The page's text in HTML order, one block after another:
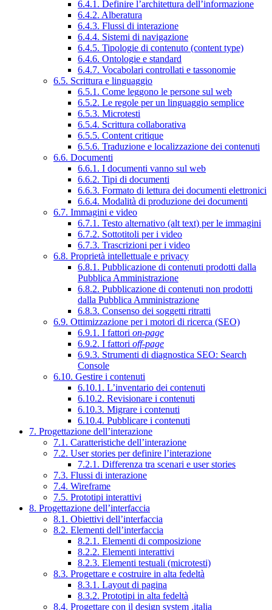
6.4.1. Definire l’architettura dell’informazione
6.4.2. Alberatura
6.4.3. Flussi di interazione
6.4.4. Sistemi di navigazione
6.4.5. Tipologie di contenuto (content type)
6.4.6. Ontologie e standard
6.4.7. Vocabolari controllati e tassonomie
6.5. Scrittura e linguaggio
6.5.1. Come leggono le persone sul web
6.5.2. Le regole per un linguaggio semplice
6.5.3. Microtesti
6.5.4. Scrittura collaborativa
6.5.5. Content critique
6.5.6. Traduzione e localizzazione dei contenuti
6.6. Documenti
6.6.1. I documenti vanno sul web
6.6.2. Tipi di documenti
6.6.3. Formato di lettura dei documenti elettronici
6.6.4. Modalità di produzione dei documenti
6.7. Immagini e video
6.7.1. Testo alternativo (alt text) per le immagini
6.7.2. Sottotitoli per i video
6.7.3. Trascrizioni per i video
6.8. Proprietà intellettuale e privacy
6.8.1. Pubblicazione di contenuti prodotti dalla
Pubblica Amministrazione
6.8.2. Pubblicazione di contenuti non prodotti
dalla Pubblica Amministrazione
6.8.3. Consenso dei soggetti ritratti
6.9. Ottimizzazione per i motori di ricerca (SEO)
6.9.1. I fattori on-page
6.9.2. I fattori off-page
6.9.3. Strumenti di diagnostica SEO: Search
Console
6.10. Gestire i contenuti
6.10.1. L’inventario dei contenuti
6.10.2. Revisionare i contenuti
6.10.3. Migrare i contenuti
6.10.4. Pubblicare i contenuti
7. Progettazione dell’interazione
7.1. Caratteristiche dell’interazione
7.2. User stories per definire l’interazione
7.2.1. Differenza tra scenari e user stories
7.3. Flussi di interazione
7.4. Wireframe
7.5. Prototipi interattivi
8. Progettazione dell’interfaccia
8.1. Obiettivi dell’interfaccia
8.2. Elementi dell’interfaccia
8.2.1. Elementi di composizione
8.2.2. Elementi interattivi
8.2.3. Elementi testuali (microtesti)
8.3. Progettare e costruire in alta fedeltà
8.3.1. Layout di pagina
8.3.2. Prototipi in alta fedeltà
8.4. Progettare con il design system .italia